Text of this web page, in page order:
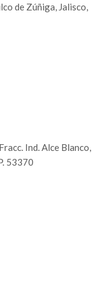
de Zúñiga, Jalisco,
Ind. Alce Blanco,
53370